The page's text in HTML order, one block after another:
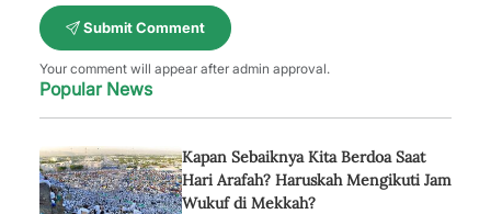
Submit Comment
Your comment will appear after admin approval.
Popular News
Kapan Sebaiknya Kita Berdoa Saat
Hari Arafah? Haruskah Mengikuti Jam
Wukuf di Mekkah?